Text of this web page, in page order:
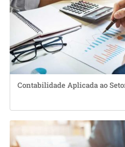
Contabilidade Aplicada ao